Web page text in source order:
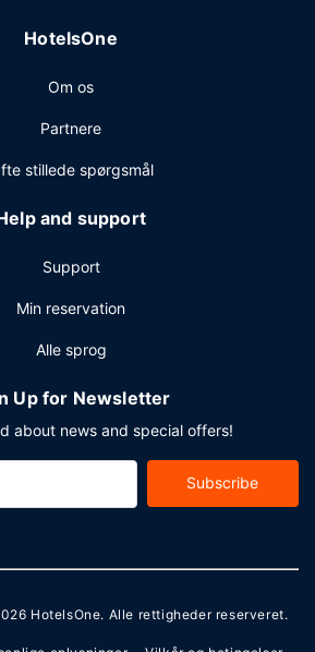
HotelsOne
Om os
Partnere
stillede spørgsmål
and support
Support
Min reservation
Alle sprog
Up for Newsletter
about news and special offers!
Subscribe
HotelsOne. Alle rettigheder reserveret.